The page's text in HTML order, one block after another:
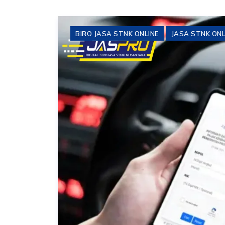
BIRO JASA STNK ONLINE JASA STNK